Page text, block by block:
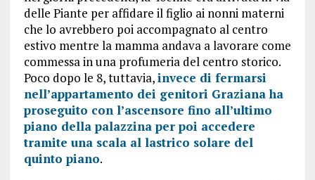
delle Piante per affidare il figlio ai nonni materni
che lo avrebbero poi accompagnato al centro
estivo mentre la mamma andava a lavorare come
commessa in una profumeria del centro storico.
Poco dopo le 8, tuttavia,invece di fermarsi
nell’appartamento dei genitori Graziana ha
proseguito con l’ascensore fino all’ultimo
piano della palazzina per poi accedere
tramite una scala al lastrico solare del
quinto piano.